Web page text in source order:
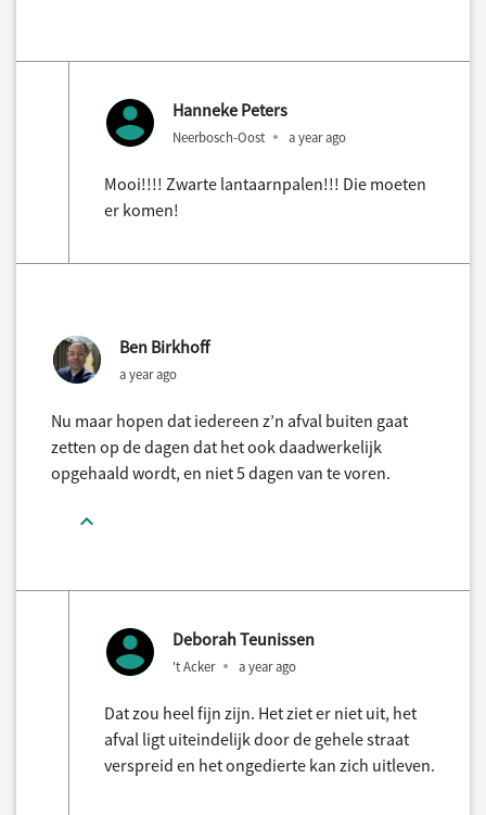
Hanneke Peters
Neerbosch-Oost a year ago
Mooi!!!! Zwarte lantaarnpalen!!! Die moeten
er komen!
Ben Birkhoff
a year ago
Nu maar hopen dat iedereen z’n afval buiten gaat
zetten op de dagen dat het ook daadwerkelijk
opgehaald wordt, en niet 5 dagen van te voren.
Deborah Teunissen
't Acker a year ago
Dat zou heel fijn zijn. Het ziet er niet uit, het
afval ligt uiteindelijk door de gehele straat
verspreid en het ongedierte kan zich uitleven.